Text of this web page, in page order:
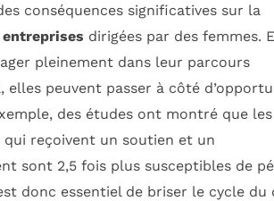
conséquences significatives sur la
dirigées par des femmes.
pleinement dans leur parcours
elles peuvent passer à côté
des études ont montré que les
qui reçoivent un soutien et un
sont 2,5 fois plus susceptibles de
donc essentiel de briser le cycle du